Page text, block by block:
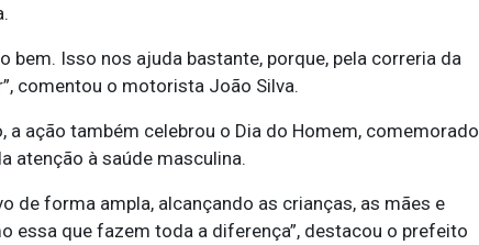
bem. Isso nos ajuda bastante, porque, pela correria da
comentou o motorista João Silva.
a ação também celebrou o Dia do Homem, comemorado
atenção à saúde masculina.
de forma ampla, alcançando as crianças, as mães e
essa que fazem toda a diferença”, destacou o prefeito